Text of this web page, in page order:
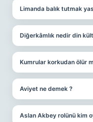
Limanda balık tutmak
Diğerkâmlık nedir din
Kumrular korkudan ölür
Aviyet ne demek ?
Aslan Akbey rolünü kim